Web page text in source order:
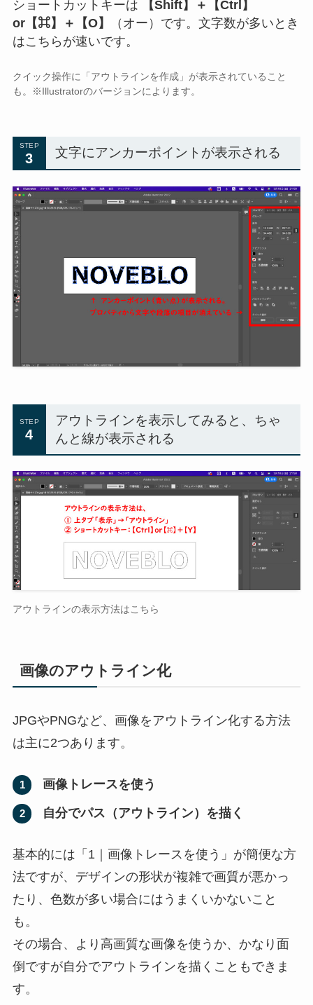
ショートカットキーは
【Shift】＋【Ctrl】
or【⌘】＋【O】
（オー）です。文字数が多いとき
はこちらが速いです。
クイック操作に「アウトラインを作成」が表示されていること
も。※Illustratorのバージョンによります。
STEP
3 文字にアンカーポイントが表示される
STEP
4
アウトラインを表示してみると、ちゃ
んと線が表示される
アウトラインの表示方法はこちら
画像のアウトライン化
JPGやPNGなど、画像をアウトライン化する方法
は主に2つあります。
1 画像トレースを使う
2 自分でパス（アウトライン）を描く
基本的には「1｜画像トレースを使う」が簡便な方
法ですが、デザインの形状が複雑で画質が悪かっ
たり、色数が多い場合にはうまくいかないこと
も。
その場合、より高画質な画像を使うか、かなり面
倒ですが自分でアウトラインを描くこともできま
す。